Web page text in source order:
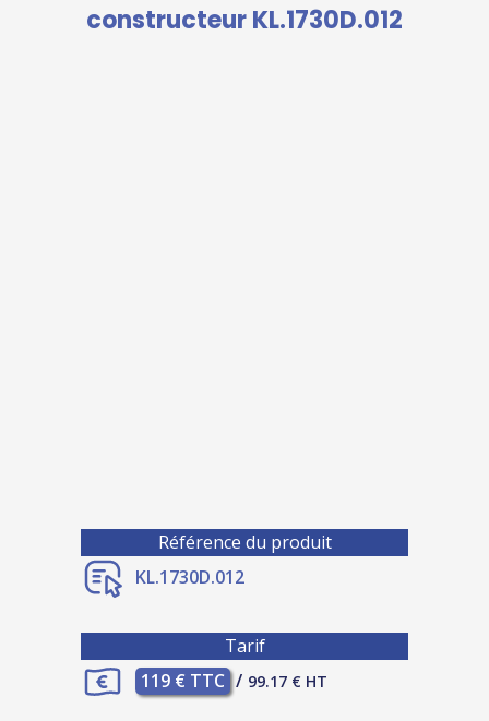
constructeur KL.1730D.012
Référence du produit
KL.1730D.012
Tarif
119 € TTC / 99.17 € HT